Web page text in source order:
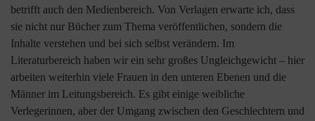
betrifft auch den Medienbereich. Von Verlagen erwarte ich, dass
sie nicht nur Bücher zum Thema veröffentlichen, sondern die
Inhalte verstehen und bei sich selbst verändern. Im
Literaturbereich haben wir ein sehr großes Ungleichgewicht – hier
arbeiten weiterhin viele Frauen in den unteren Ebenen und die
Männer im Leitungsbereich. Es gibt einige weibliche
Verlegerinnen, aber der Umgang zwischen den Geschlechtern und